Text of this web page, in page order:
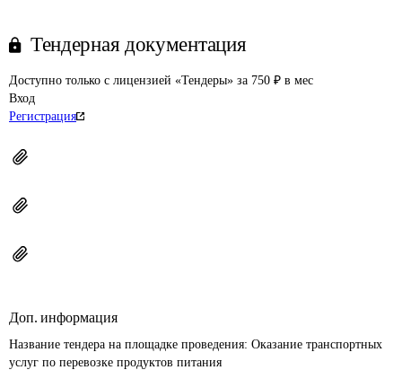
Тендерная документация
Доступно только с лицензией «Тендеры» за 750 ₽ в мес
Вход
Регистрация
Доп. информация
Название тендера на площадке проведения: Оказание транспортных
услуг по перевозке продуктов питания